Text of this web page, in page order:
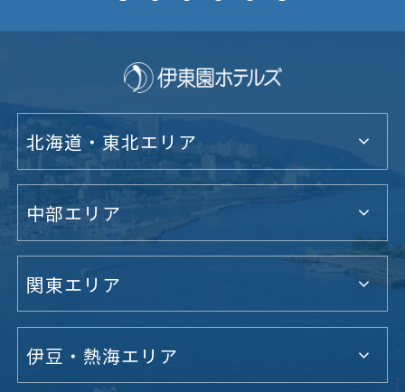
北海道・東北エリア
中部エリア
関東エリア
伊豆・熱海エリア